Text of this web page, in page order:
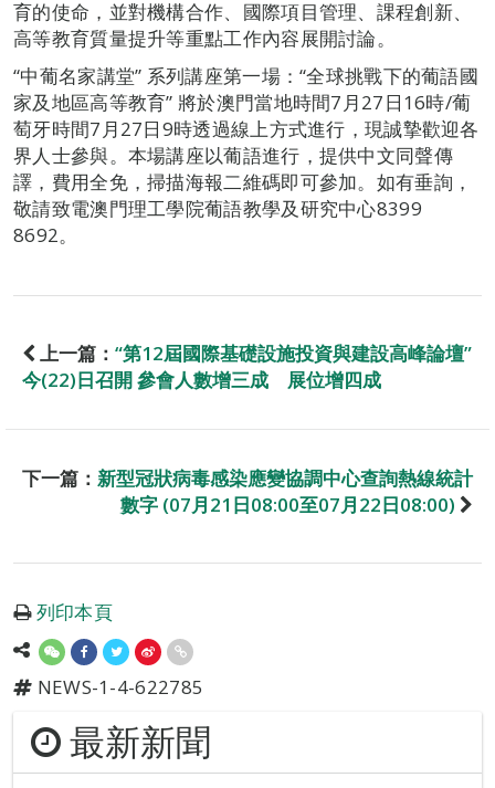
育的使命，並對機構合作、國際項目管理、課程創新、
高等教育質量提升等重點工作內容展開討論。
“中葡名家講堂” 系列講座第一場：“全球挑戰下的葡語國
家及地區高等教育” 將於澳門當地時間7月27日16時/葡
萄牙時間7月27日9時透過線上方式進行，現誠摯歡迎各
界人士參與。本場講座以葡語進行，提供中文同聲傳
譯，費用全免，掃描海報二維碼即可參加。如有垂詢，
敬請致電澳門理工學院葡語教學及研究中心8399
8692。
上一篇： “第12屆國際基礎設施投資與建設高峰論壇”
今(22)日召開 參會人數增三成 展位增四成
下一篇： 新型冠狀病毒感染應變協調中心查詢熱線統計
數字 (07月21日08:00至07月22日08:00)
列印本頁
NEWS-1-4-622785
最新新聞